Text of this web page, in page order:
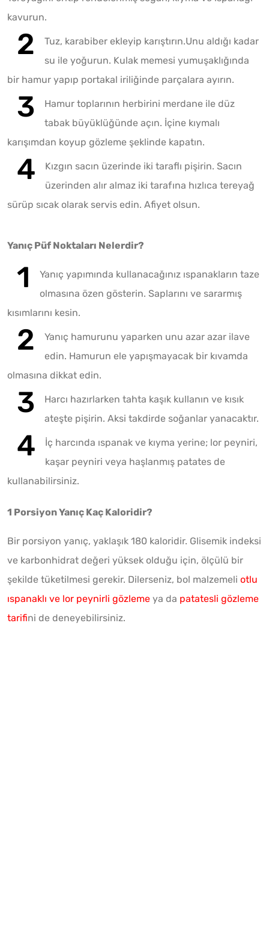
kavurun.
Tuz, karabiber ekleyip karıştırın.Unu aldığı kadar
su ile yoğurun. Kulak memesi yumuşaklığında
bir hamur yapıp portakal iriliğinde parçalara ayırın.
Hamur toplarının herbirini merdane ile düz
tabak büyüklüğünde açın. İçine kıymalı
karışımdan koyup gözleme şeklinde kapatın.
Kızgın sacın üzerinde iki taraflı pişirin. Sacın
üzerinden alır almaz iki tarafına hızlıca tereyağ
sürüp sıcak olarak servis edin. Afiyet olsun.
Yanıç Püf Noktaları Nelerdir?
Yanıç yapımında kullanacağınız ıspanakların taze
olmasına özen gösterin. Saplarını ve sararmış
kısımlarını kesin.
Yanıç hamurunu yaparken unu azar azar ilave
edin. Hamurun ele yapışmayacak bir kıvamda
olmasına dikkat edin.
Harcı hazırlarken tahta kaşık kullanın ve kısık
ateşte pişirin. Aksi takdirde soğanlar yanacaktır.
İç harcında ıspanak ve kıyma yerine; lor peyniri,
kaşar peyniri veya haşlanmış patates de
kullanabilirsiniz.
1 Porsiyon Yanıç Kaç Kaloridir?
Bir porsiyon yanıç, yaklaşık 180 kaloridir. Glisemik indeksi
ve karbonhidrat değeri yüksek olduğu için, ölçülü bir
şekilde tüketilmesi gerekir. Dilerseniz, bol malzemeli otlu
ıspanaklı ve lor peynirli gözleme ya da patatesli gözleme
tarifini de deneyebilirsiniz.